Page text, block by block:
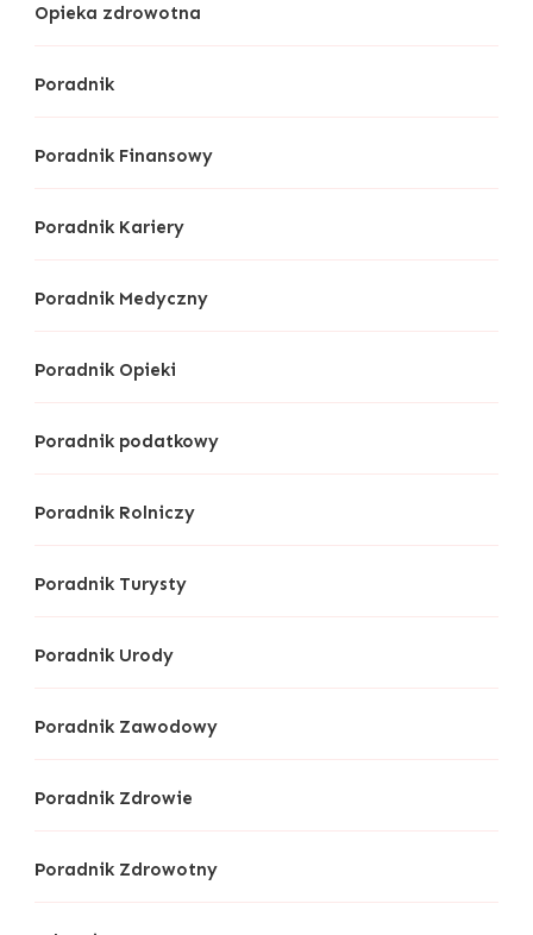
Opieka zdrowotna
Poradnik
Poradnik Finansowy
Poradnik Kariery
Poradnik Medyczny
Poradnik Opieki
Poradnik podatkowy
Poradnik Rolniczy
Poradnik Turysty
Poradnik Urody
Poradnik Zawodowy
Poradnik Zdrowie
Poradnik Zdrowotny